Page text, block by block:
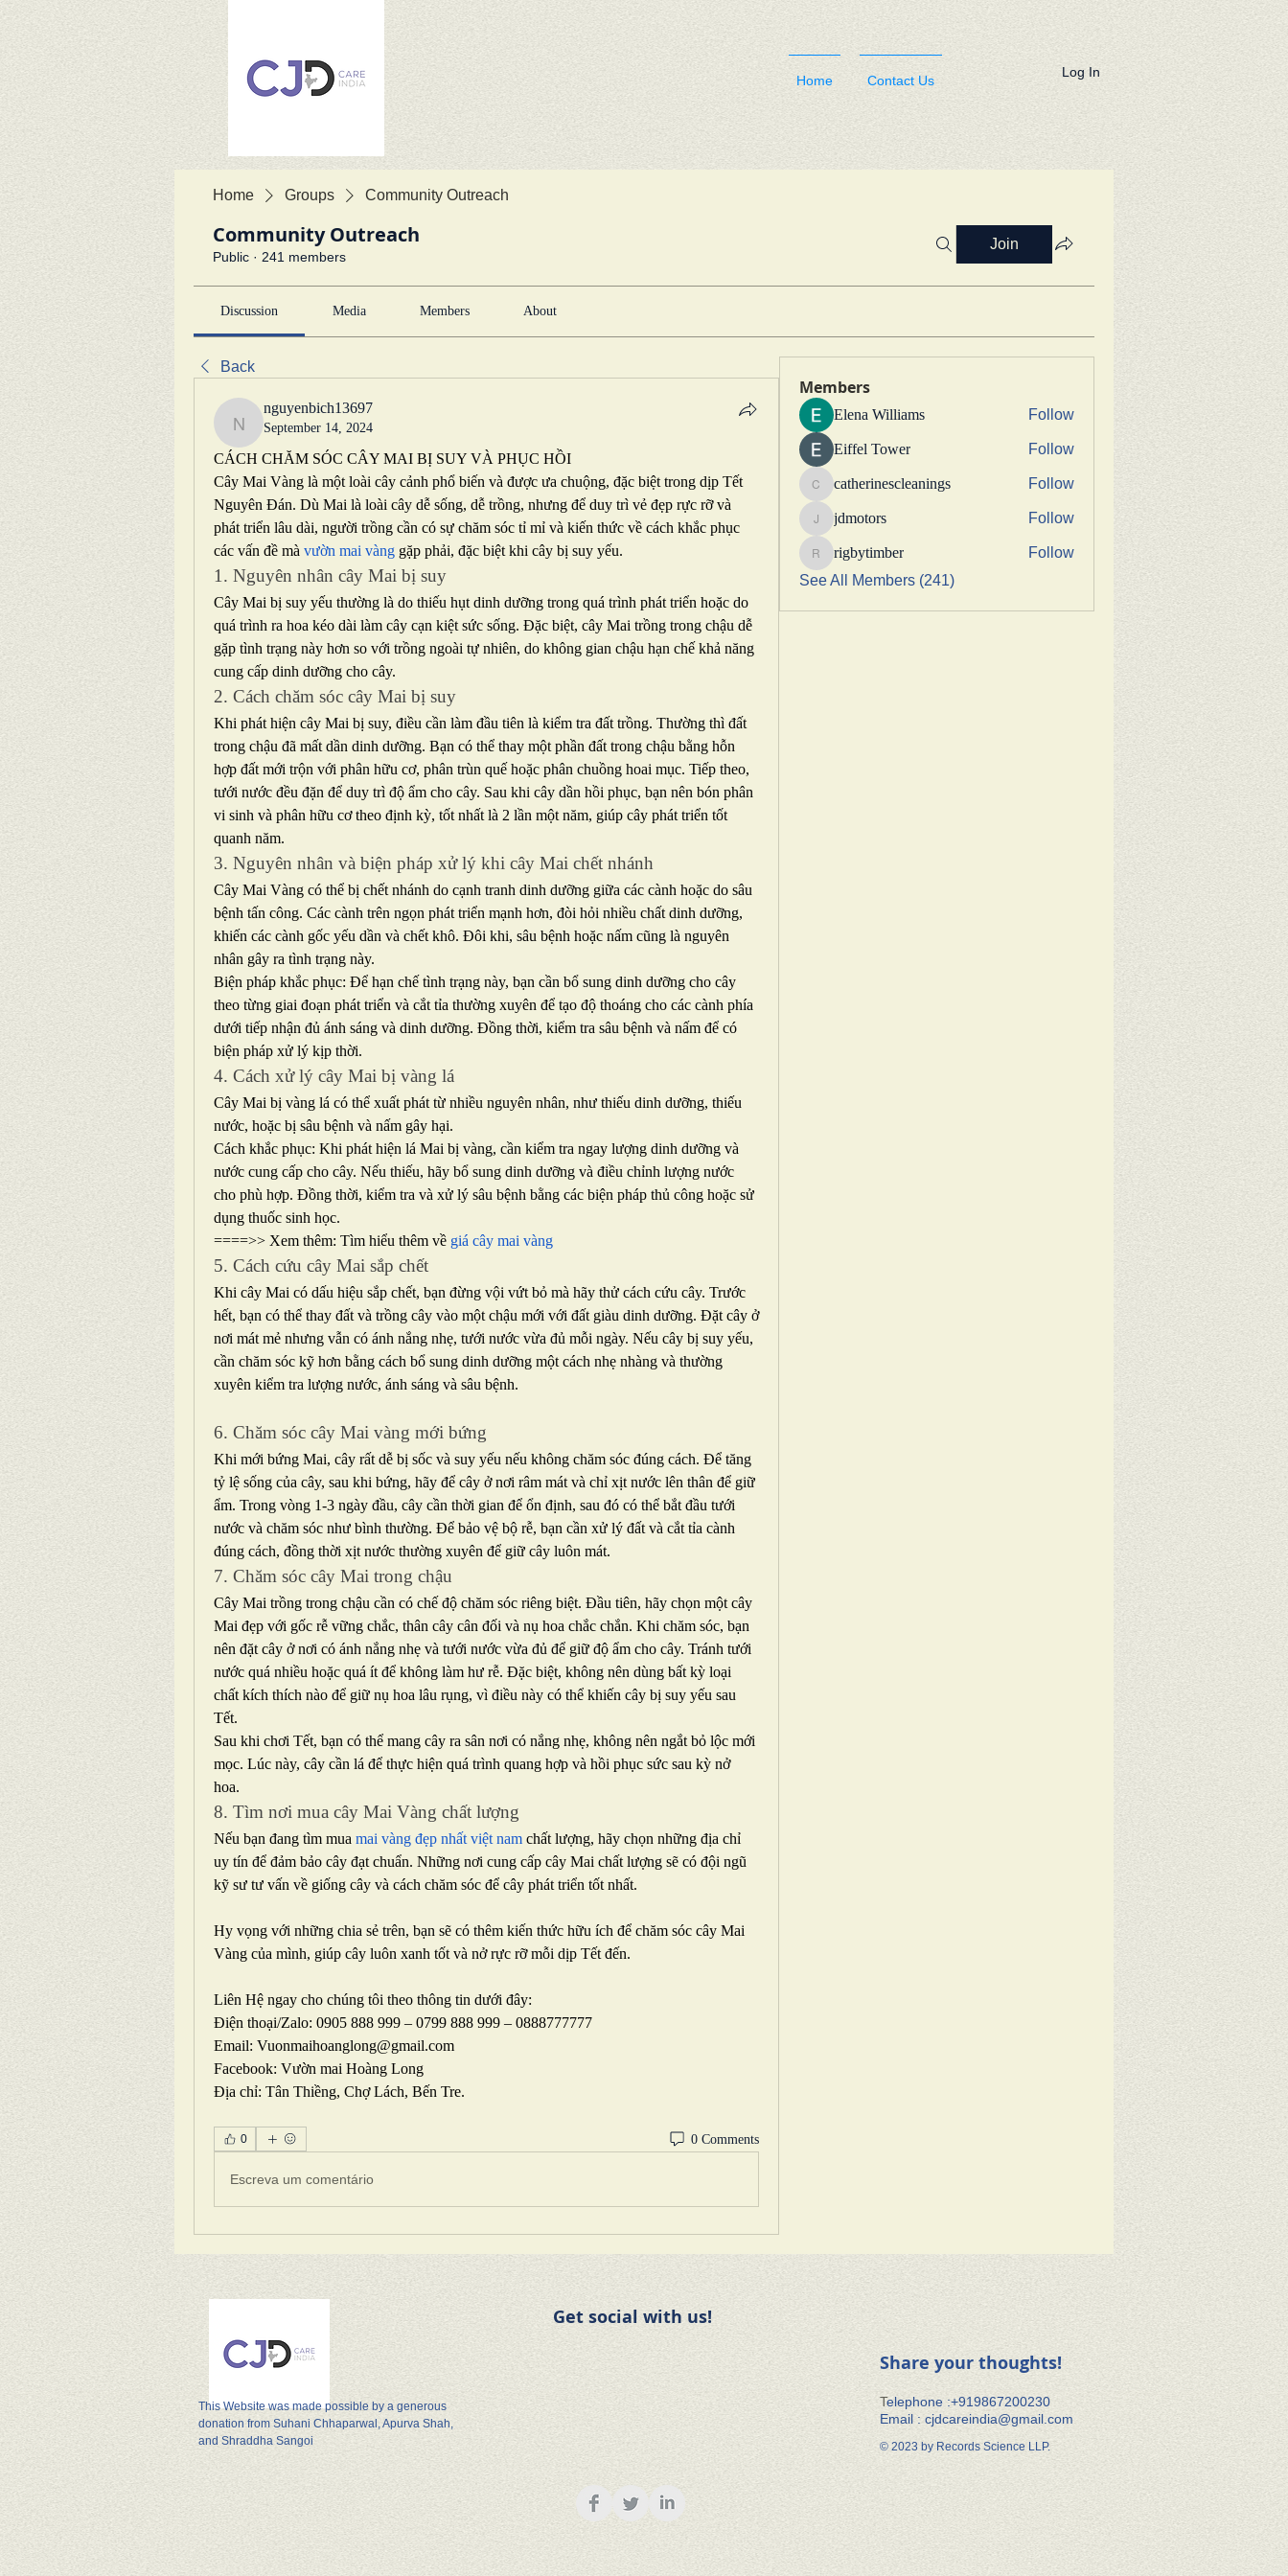
Home Contact Us
Log In
Home Groups Community Outreach
Community Outreach
Public · 241 members
Join
Discussion Media Members About
Back
nguyenbich13697
nguyenbich13697
September 14, 2024
CÁCH CHĂM SÓC CÂY MAI BỊ SUY VÀ PHỤC HỒI
Cây Mai Vàng là một loài cây cảnh phổ biến và được ưa chuộng, đặc biệt trong dịp Tết
Nguyên Đán. Dù Mai là loài cây dễ sống, dễ trồng, nhưng để duy trì vẻ đẹp rực rỡ và
phát triển lâu dài, người trồng cần có sự chăm sóc tỉ mỉ và kiến thức về cách khắc phục
các vấn đề mà vườn mai vàng gặp phải, đặc biệt khi cây bị suy yếu.
1. Nguyên nhân cây Mai bị suy
Cây Mai bị suy yếu thường là do thiếu hụt dinh dưỡng trong quá trình phát triển hoặc do
quá trình ra hoa kéo dài làm cây cạn kiệt sức sống. Đặc biệt, cây Mai trồng trong chậu dễ
gặp tình trạng này hơn so với trồng ngoài tự nhiên, do không gian chậu hạn chế khả năng
cung cấp dinh dưỡng cho cây.
2. Cách chăm sóc cây Mai bị suy
Khi phát hiện cây Mai bị suy, điều cần làm đầu tiên là kiểm tra đất trồng. Thường thì đất
trong chậu đã mất dần dinh dưỡng. Bạn có thể thay một phần đất trong chậu bằng hỗn
hợp đất mới trộn với phân hữu cơ, phân trùn quế hoặc phân chuồng hoai mục. Tiếp theo,
tưới nước đều đặn để duy trì độ ẩm cho cây. Sau khi cây dần hồi phục, bạn nên bón phân
vi sinh và phân hữu cơ theo định kỳ, tốt nhất là 2 lần một năm, giúp cây phát triển tốt
quanh năm.
3. Nguyên nhân và biện pháp xử lý khi cây Mai chết nhánh
Cây Mai Vàng có thể bị chết nhánh do cạnh tranh dinh dưỡng giữa các cành hoặc do sâu
bệnh tấn công. Các cành trên ngọn phát triển mạnh hơn, đòi hỏi nhiều chất dinh dưỡng,
khiến các cành gốc yếu dần và chết khô. Đôi khi, sâu bệnh hoặc nấm cũng là nguyên
nhân gây ra tình trạng này.
Biện pháp khắc phục: Để hạn chế tình trạng này, bạn cần bổ sung dinh dưỡng cho cây
theo từng giai đoạn phát triển và cắt tỉa thường xuyên để tạo độ thoáng cho các cành phía
dưới tiếp nhận đủ ánh sáng và dinh dưỡng. Đồng thời, kiểm tra sâu bệnh và nấm để có
biện pháp xử lý kịp thời.
4. Cách xử lý cây Mai bị vàng lá
Cây Mai bị vàng lá có thể xuất phát từ nhiều nguyên nhân, như thiếu dinh dưỡng, thiếu
nước, hoặc bị sâu bệnh và nấm gây hại.
Cách khắc phục: Khi phát hiện lá Mai bị vàng, cần kiểm tra ngay lượng dinh dưỡng và
nước cung cấp cho cây. Nếu thiếu, hãy bổ sung dinh dưỡng và điều chỉnh lượng nước
cho phù hợp. Đồng thời, kiểm tra và xử lý sâu bệnh bằng các biện pháp thủ công hoặc sử
dụng thuốc sinh học.
====>> Xem thêm: Tìm hiểu thêm về giá cây mai vàng
5. Cách cứu cây Mai sắp chết
Khi cây Mai có dấu hiệu sắp chết, bạn đừng vội vứt bỏ mà hãy thử cách cứu cây. Trước
hết, bạn có thể thay đất và trồng cây vào một chậu mới với đất giàu dinh dưỡng. Đặt cây ở
nơi mát mẻ nhưng vẫn có ánh nắng nhẹ, tưới nước vừa đủ mỗi ngày. Nếu cây bị suy yếu,
cần chăm sóc kỹ hơn bằng cách bổ sung dinh dưỡng một cách nhẹ nhàng và thường
xuyên kiểm tra lượng nước, ánh sáng và sâu bệnh.
6. Chăm sóc cây Mai vàng mới bứng
Khi mới bứng Mai, cây rất dễ bị sốc và suy yếu nếu không chăm sóc đúng cách. Để tăng
tỷ lệ sống của cây, sau khi bứng, hãy để cây ở nơi râm mát và chỉ xịt nước lên thân để giữ
ẩm. Trong vòng 1-3 ngày đầu, cây cần thời gian để ổn định, sau đó có thể bắt đầu tưới
nước và chăm sóc như bình thường. Để bảo vệ bộ rễ, bạn cần xử lý đất và cắt tỉa cành
đúng cách, đồng thời xịt nước thường xuyên để giữ cây luôn mát.
7. Chăm sóc cây Mai trong chậu
Cây Mai trồng trong chậu cần có chế độ chăm sóc riêng biệt. Đầu tiên, hãy chọn một cây
Mai đẹp với gốc rễ vững chắc, thân cây cân đối và nụ hoa chắc chắn. Khi chăm sóc, bạn
nên đặt cây ở nơi có ánh nắng nhẹ và tưới nước vừa đủ để giữ độ ẩm cho cây. Tránh tưới
nước quá nhiều hoặc quá ít để không làm hư rễ. Đặc biệt, không nên dùng bất kỳ loại
chất kích thích nào để giữ nụ hoa lâu rụng, vì điều này có thể khiến cây bị suy yếu sau
Tết.
Sau khi chơi Tết, bạn có thể mang cây ra sân nơi có nắng nhẹ, không nên ngắt bỏ lộc mới
mọc. Lúc này, cây cần lá để thực hiện quá trình quang hợp và hồi phục sức sau kỳ nở
hoa.
8. Tìm nơi mua cây Mai Vàng chất lượng
Nếu bạn đang tìm mua mai vàng đẹp nhất việt nam chất lượng, hãy chọn những địa chỉ
uy tín để đảm bảo cây đạt chuẩn. Những nơi cung cấp cây Mai chất lượng sẽ có đội ngũ
kỹ sư tư vấn về giống cây và cách chăm sóc để cây phát triển tốt nhất.
Hy vọng với những chia sẻ trên, bạn sẽ có thêm kiến thức hữu ích để chăm sóc cây Mai
Vàng của mình, giúp cây luôn xanh tốt và nở rực rỡ mỗi dịp Tết đến.
Liên Hệ ngay cho chúng tôi theo thông tin dưới đây:
Điện thoại/Zalo: 0905 888 999 – 0799 888 999 – 0888777777
Email: Vuonmaihoanglong@gmail.com
Facebook: Vườn mai Hoàng Long
Địa chỉ: Tân Thiềng, Chợ Lách, Bến Tre.
0 0 Comments
Escreva um comentário
Members
Elena Williams Follow
Eiffel Tower Follow
catherinescleanings
catherinescleanings Follow
jdmotors
jdmotors Follow
rigbytimber
rigbytimber
Follow
See All Members (241)
This Website was made possible by a generous
donation from Suhani Chhaparwal, Apurva Shah,
and Shraddha Sangoi
Get social with us!
Share your thoughts!
​Telephone :+91​9867200230
Email : cjdcareindia@gmail.com
© 2023 by Records Science LLP.